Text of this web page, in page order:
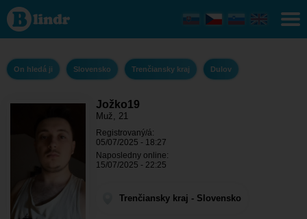
Jožko19 -
On hledá ji
Trenčiansky
kraj - Dulov
On hledá ji Slovensko Trenčiansky kraj Dulov
Jožko19
Muž, 21
Registrovaný/á:
05/07/2025 - 18:27
Naposledny online:
15/07/2025 - 22:25
Trenčiansky kraj - Slovensko